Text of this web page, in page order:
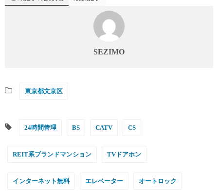
SEZIMO
東京都文京区
24時間管理 BS CATV CS
REIT系ブランドマンション TVドアホン
インターネット無料 エレベーター オートロック